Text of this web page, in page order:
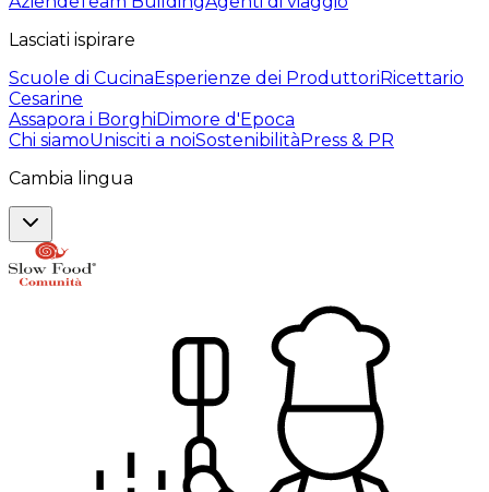
Lasciati ispirare
Scuole di CucinaEsperienze dei ProduttoriRicettario
Cesarine
Assapora i BorghiDimore d'Epoca
Chi siamoUnisciti a noiSostenibilitàPress & PR
Cambia lingua